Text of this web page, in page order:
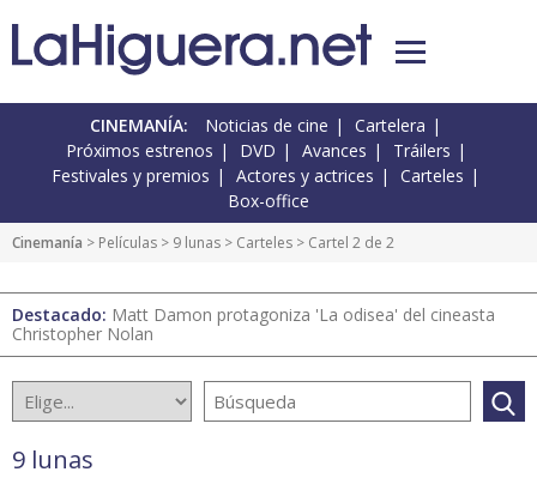
CINEMANÍA: Noticias de cine
Cartelera
Próximos estrenos
DVD Avances
Tráilers
Festivales y premios
Actores y actrices
Carteles
Box-office
Cinemanía > Películas > 9 lunas > Carteles > Cartel 2 de 2
Destacado: Matt Damon protagoniza 'La odisea' del cineasta
Christopher Nolan
9 lunas